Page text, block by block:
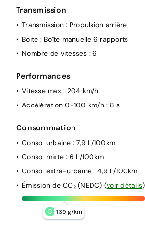
Transmission
Transmission: Propulsion arrière
Boite : Boîte manuelle 6 rapports
Nombre de vitesses : 6
Performances
Vitesse max : 204 km/h
Accélération 0-100 km/h : 8 s
Consommation
Conso. urbaine : 7,9 L/100km
Conso. mixte: 6 L/100km
Conso. extra-urbaine: 4,9 L/100km
Émission de CO₂ (NEDC) (voir détails)
C 139 g/km